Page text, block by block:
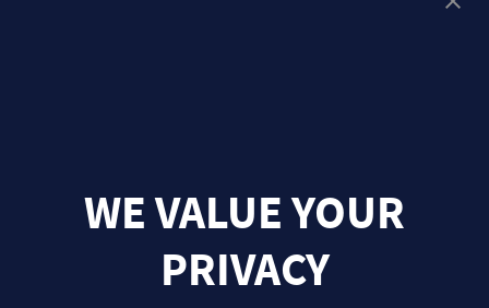
WE VALUE YOUR
PRIVACY